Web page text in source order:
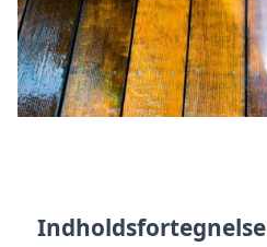
Indholdsfortegnelse